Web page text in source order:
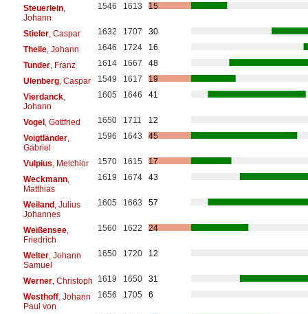
Steuerlein,
Johann
1546 1613 15
Stieler, Caspar 1632 1707
30
Theile, Johann 1646 1724
16
Tunder, Franz 1614 1667
48
Ulenberg, Caspar 1549 1617
19
Vierdanck,
Johann
1605 1646 41
Vogel, Gottfried 1650 1711
12
Voigtländer,
Gabriel
1596 1643 45
Vulpius , Melchior 1570 1615
17
Weckmann,
Matthias
1619 1674 43
Weiland, Julius
Johannes
1605 1663 57
Weißensee,
Friedrich
1560 1622 24
Welter, Johann
Samuel
1650 1720 12
Werner, Christoph 1619 1650
31
Westhoff, Johann
Paul von
1656 1705 6